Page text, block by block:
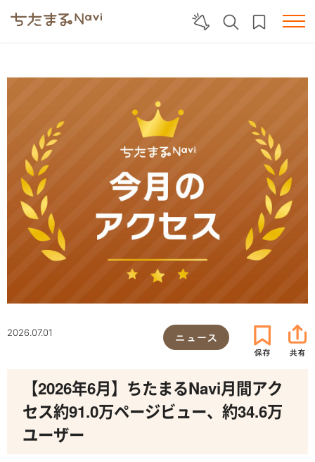
2026.07.01 ニュース
【2026年6月】ちたまるNavi月間アク
セス約91.0万ページビュー、約34.6万
ユーザー